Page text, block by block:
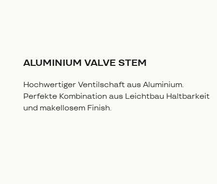
ALUMINIUM VALVE STEM
Hochwertiger Ventilschaft aus Aluminium.
Perfekte Kombination aus Leichtbau Haltbarkeit
und makellosem Finish.